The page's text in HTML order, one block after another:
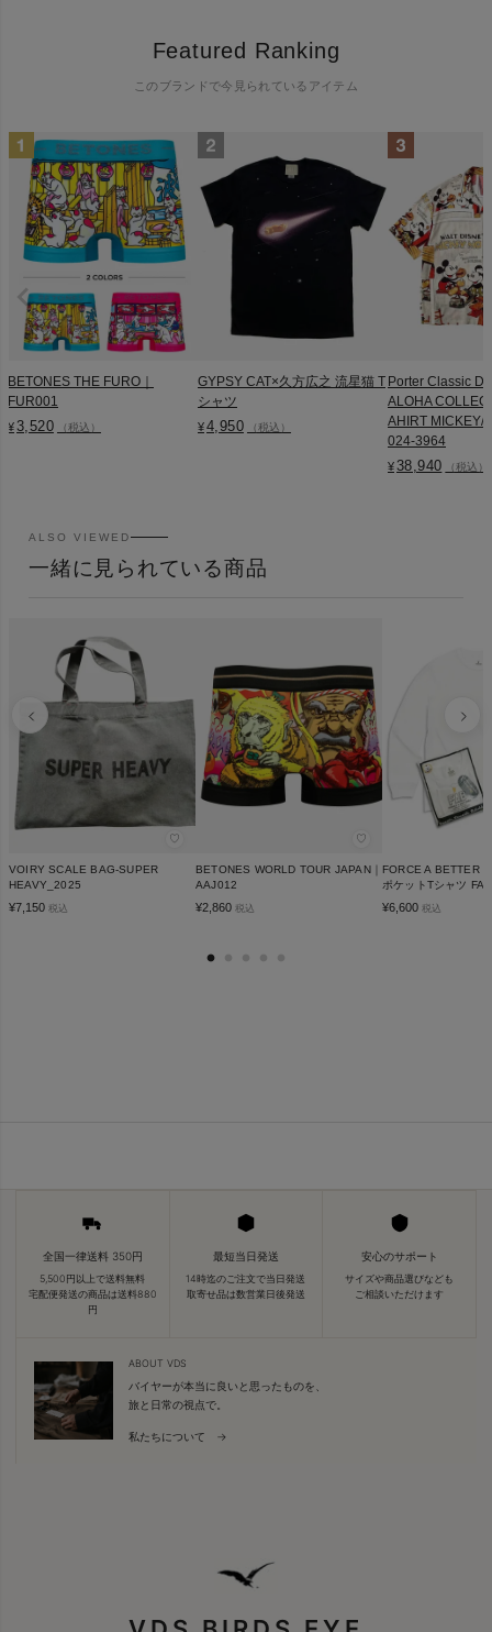
Featured Ranking
このブランドで今見られているアイテム
BETONES THE FURO｜
FUR001
¥ 3,520 （税込）
GYPSY CAT×久方広之 流星猫 T
シャツ
¥4,950 （税込）
Porter Classic
ALOHA
AHIRT MICKEY/
024-3964
¥ 38,940 （税込）
ALSO VIEWED
一緒に見られている商品
♡
VOIRY SCALE BAG-SUPER
HEAVY_2025
¥7,150 税込
♡
BETONES WORLD TOUR JAPAN｜
AAJ012
¥2,860 税込
FORCE A BETTER
ポケットTシャツ
¥6,600 税込
全国一律送料 350円
5,500円以上で送料無料
宅配便発送の商品は送料880
円
最短当日発送
14時迄のご注文で当日発送
取寄せ品は数営業日後発送
安心のサポート
サイズや商品選びなども
ご相談いただけます
ABOUT VDS
バイヤーが本当に良いと思ったものを、
旅と日常の視点で。
私たちについて →